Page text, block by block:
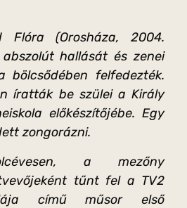
Flóra (Orosháza, 2004.
hallását és zenei
bölcsődében felfedezték.
íratták be szülei a Király
előkészítőjébe. Egy
zongorázni.
a mezőny
tűnt fel a TV2
című műsor első